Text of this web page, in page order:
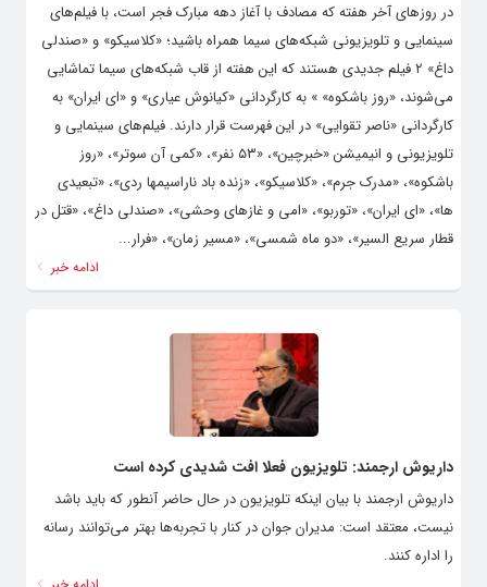
در روزهای آخر هفته که مصادف با آغاز دهه مبارک فجر است، با فیلم‌های
سینمایی و تلویزیونی شبکه‌های سیما همراه باشید؛ «کلاسیکو» و «صندلی
داغ» ۲ فیلم جدیدی هستند که این هفته از قاب شبکه‌های سیما تماشایی
می‌شوند، «روز باشکوه» » به کارگردانی «کیانوش عیاری» و «ای ایران» به
کارگردانی «ناصر تقوایی» در این فهرست قرار دارند. فیلم‌های سینمایی و
تلویزیونی و انیمیشن «خبرچین»، «۵۳ نفر»، «کمی آن سوتر»، «روز
باشکوه»، «مدرک جرم»، «کلاسیکو»، «زنده باد ناراسیمها ردی»، «تبعیدی
ها»، «ای ایران»، «توربو»، «امی و غازهای وحشی»، «صندلی داغ»، «قتل در
قطار سریع السیر»، «دو ماه شمسی»، «مسیر زمان»، «فرار...
ادامه خبر
داریوش ارجمند: تلویزیون فعلا افت شدیدی کرده است
داریوش ارجمند با بیان اینکه تلویزیون در حال حاضر آنطور که باید باشد
نیست، معتقد است: مدیران جوان در کنار با تجربه‌ها بهتر می‌توانند رسانه
را اداره کنند.